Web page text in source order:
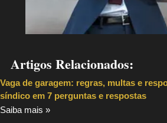
Artigos Relacionados:
Vaga de garagem: regras, multas e
síndico em 7 perguntas e respostas
Saiba mais »